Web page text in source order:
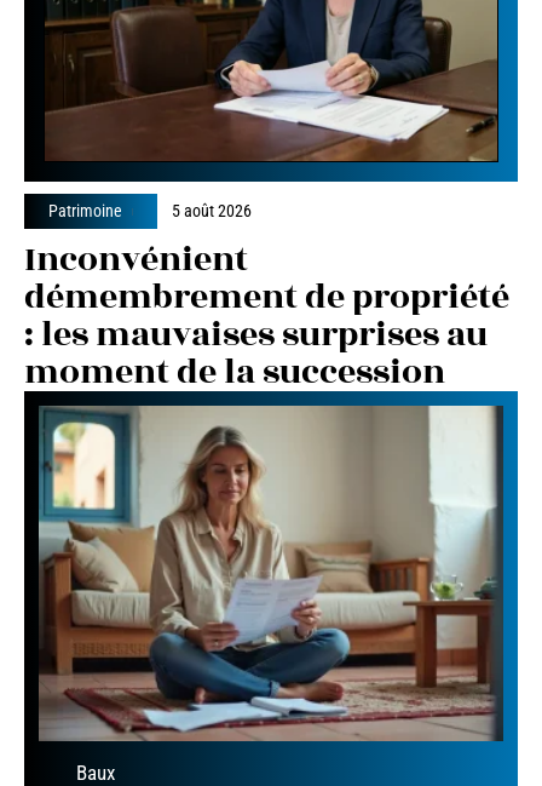
Patrimoine 5 août 2026
Inconvénient
démembrement de propriété
: les mauvaises surprises au
moment de la succession
Baux